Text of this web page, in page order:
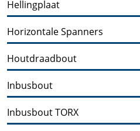
Hellingplaat
Horizontale Spanners
Houtdraadbout
Inbusbout
Inbusbout TORX